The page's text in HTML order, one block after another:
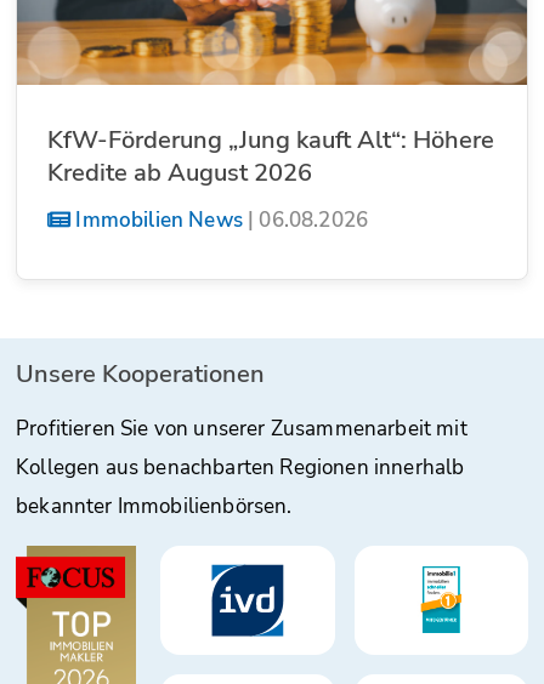
KfW-Förderung „Jung kauft Alt“: Höhere
Kredite ab August 2026
Immobilien News| 06.08.2026
Unsere Kooperationen
Profitieren Sie von unserer Zusammenarbeit mit
Kollegen aus benachbarten Regionen innerhalb
bekannter Immobilienbörsen.